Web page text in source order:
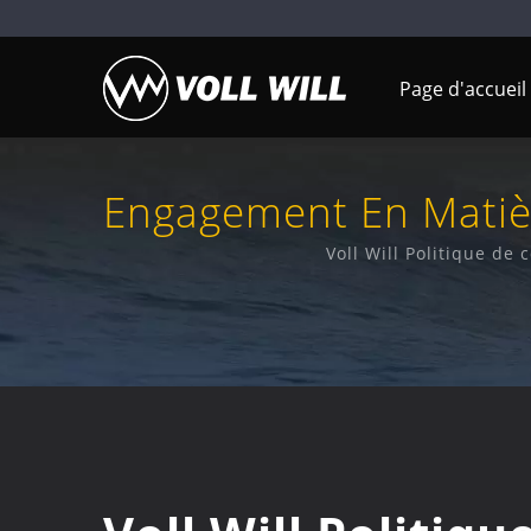
Page d'accueil
Engagement En
Sur Mesure |Voll Will Politique de